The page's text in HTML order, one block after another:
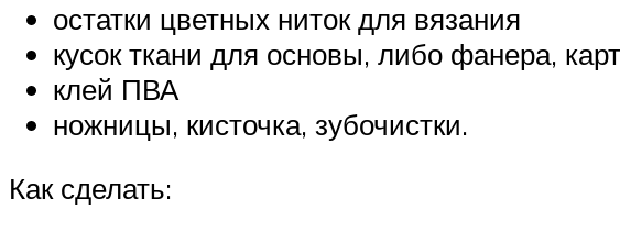
остатки цветных ниток для вязания
кусок ткани для основы, либо фанера,
клей ПВА
ножницы, кисточка, зубочистки.
Как сделать: